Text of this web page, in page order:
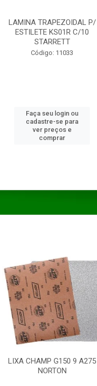
LAMINA TRAPEZOIDAL P/
ESTILETE KS01R C/10
STARRETT
Código: 11033
Faça seu login ou
cadastre-se para
ver preços e
comprar
LIXA CHAMP G150 9 A275
NORTON